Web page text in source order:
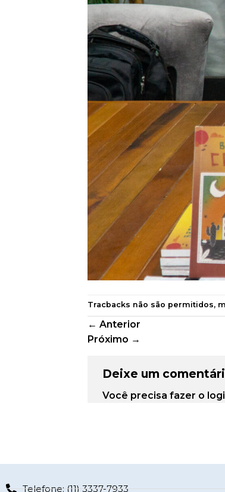
Tracbacks não são permitidos,
← Anterior
Próximo →
Deixe um
Você precisa fazer o
Telefone: (11) 3337-7933